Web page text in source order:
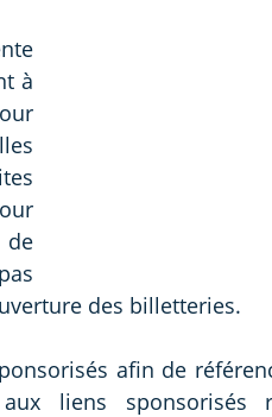
à
de
des billetteries.
afin de
liens sponsorisés